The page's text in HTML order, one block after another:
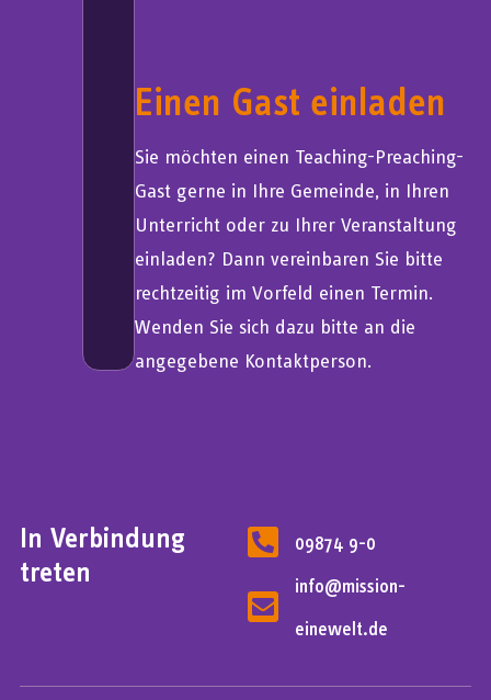
Einen Gast einladen
Sie möchten einen Teaching-Preaching-
Gast gerne in Ihre Gemeinde, in Ihren
Unterricht oder zu Ihrer Veranstaltung
einladen? Dann vereinbaren Sie bitte
rechtzeitig im Vorfeld einen Termin.
Wenden Sie sich dazu bitte an die
angegebene Kontaktperson.
In Verbindung
treten
09874 9-0
info@mission-
einewelt.de